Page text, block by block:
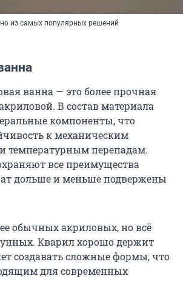
из самых популярных решений
ванна — это более прочная
В состав материала
компоненты, что
к механическим
температурным перепадам.
все преимущества
дольше и меньше подвержены
обычных акриловых, но всё
Кварил хорошо держит
создавать сложные формы, что
для современных